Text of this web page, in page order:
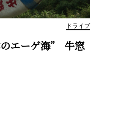
ドライブ
のエーゲ海” 牛窓